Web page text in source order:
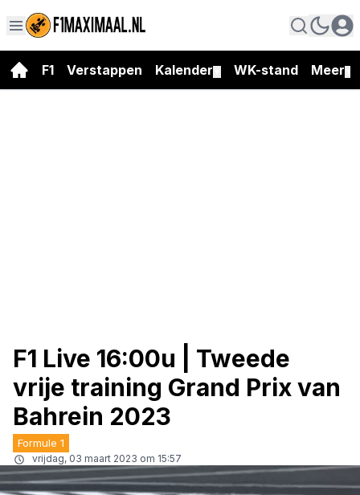
F1 Verstappen Kalender WK-stand Meer
F1 Live 16:00u | Tweede
vrije training Grand Prix van
Bahrein 2023
Formule 1
vrijdag, 03 maart 2023 om 15:57